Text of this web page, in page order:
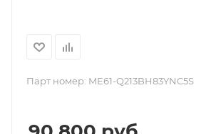
Парт номер: ME61-Q213BH83YNC5S